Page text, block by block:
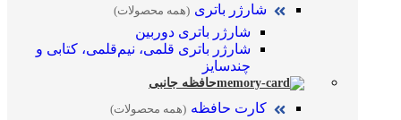
شارژر باتری (همه محصولات)
شارژر باتری دوربین
شارژر باتری قلمی، نیم‌قلمی، کتابی و
چندسایز
حافظه جانبی
کارت حافظه (همه محصولات)